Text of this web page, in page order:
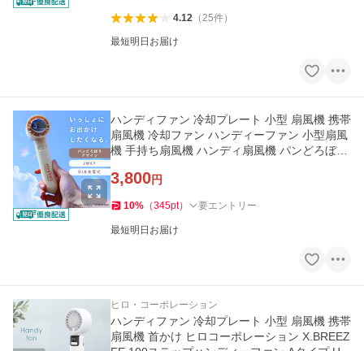
4.12（25件）
最短明日お届け
ハンディファン 冷却プレート 小型 扇風機 携帯
扇風機 冷却ファン ハンディーファン 小型扇風
機 手持ち扇風機 ハンディ扇風機 パンどろぼう
3,800円
10% （345pt） 要エントリー
最短明日お届け
ヒロ・コーポレーション
ハンディファン 冷却プレート 小型 扇風機 携帯
扇風機 首かけ ヒロコーポレーション X.BREEZ